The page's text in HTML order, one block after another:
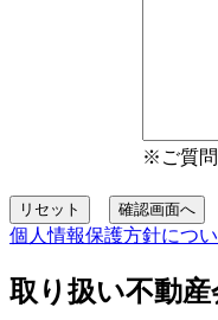
※ご質問
リセット 確認画面へ
個人情報保護方針につ
取り扱い不動産